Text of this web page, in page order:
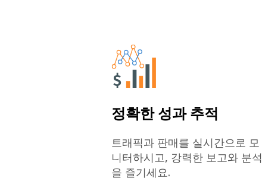
정확한 성과 추적
트래픽과 판매를 실시간으로 모
니터하시고, 강력한 보고와 분석
을 즐기세요.